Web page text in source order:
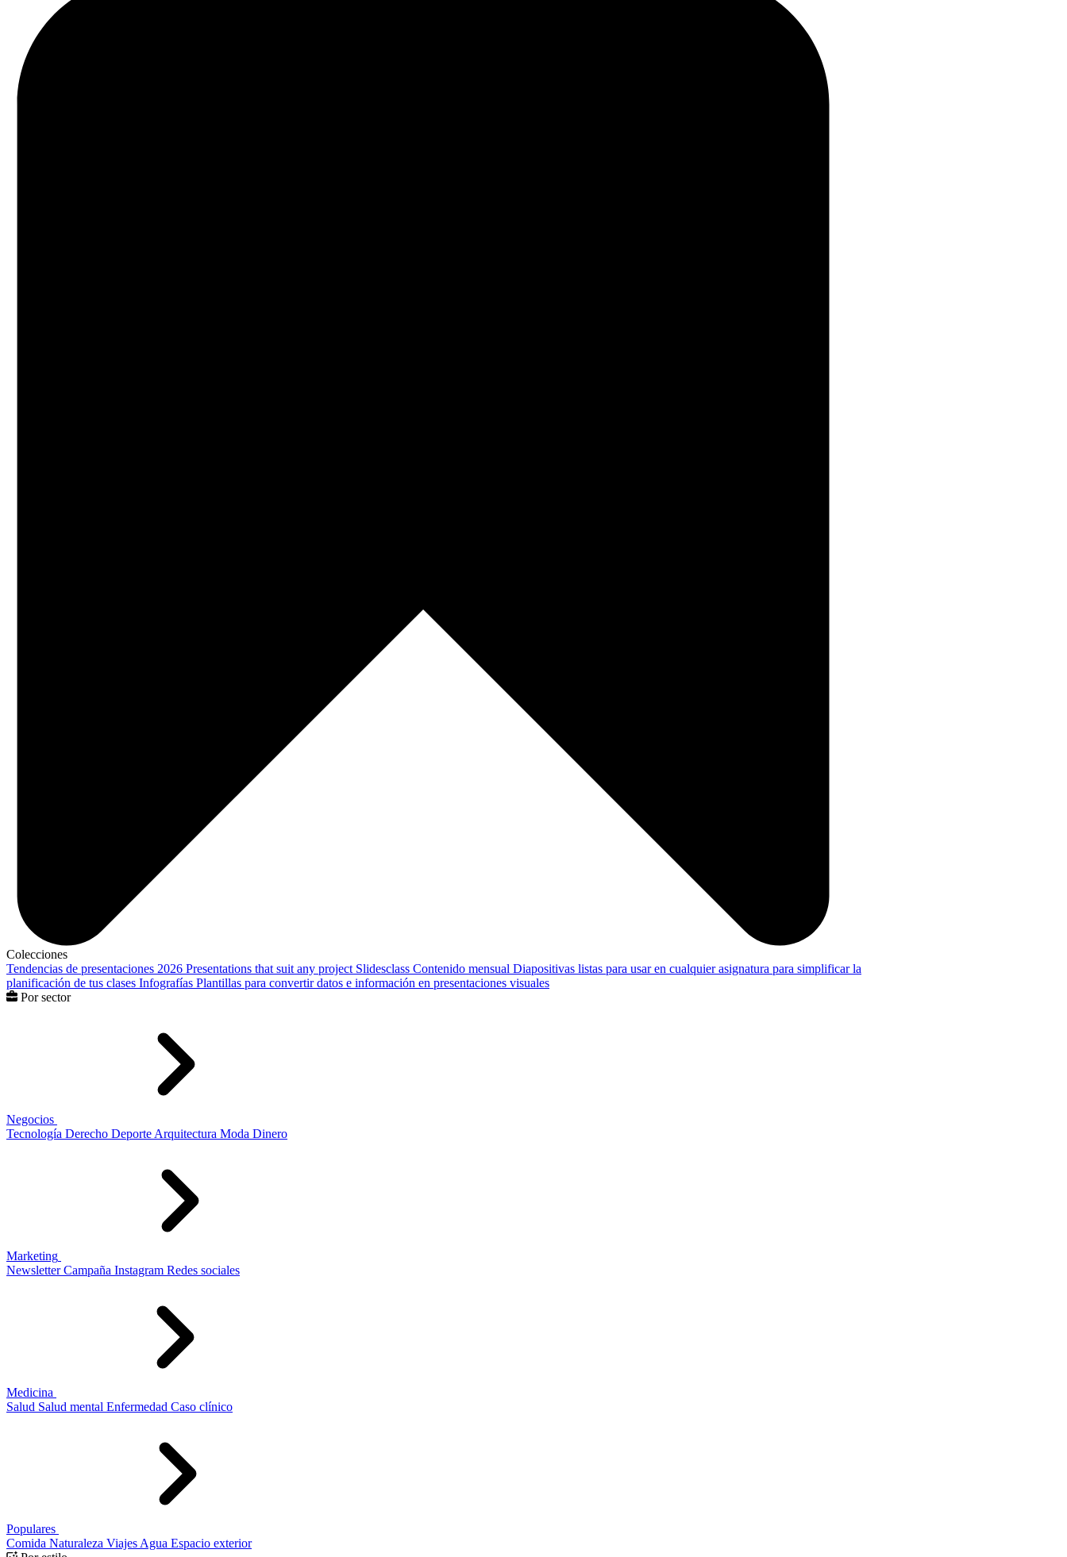
Colecciones
Tendencias de presentaciones 2026 Presentations that suit any project Slidesclass Contenido mensual Diapositivas listas para usar en cualquier asignatura para simplificar la
planificación de tus clases Infografías Plantillas para convertir datos e información en presentaciones visuales
Por sector
Negocios
Tecnología Derecho Deporte Arquitectura Moda Dinero
Marketing
Newsletter Campaña Instagram Redes sociales
Medicina
Salud Salud mental Enfermedad Caso clínico
Populares
Comida Naturaleza Viajes Agua Espacio exterior